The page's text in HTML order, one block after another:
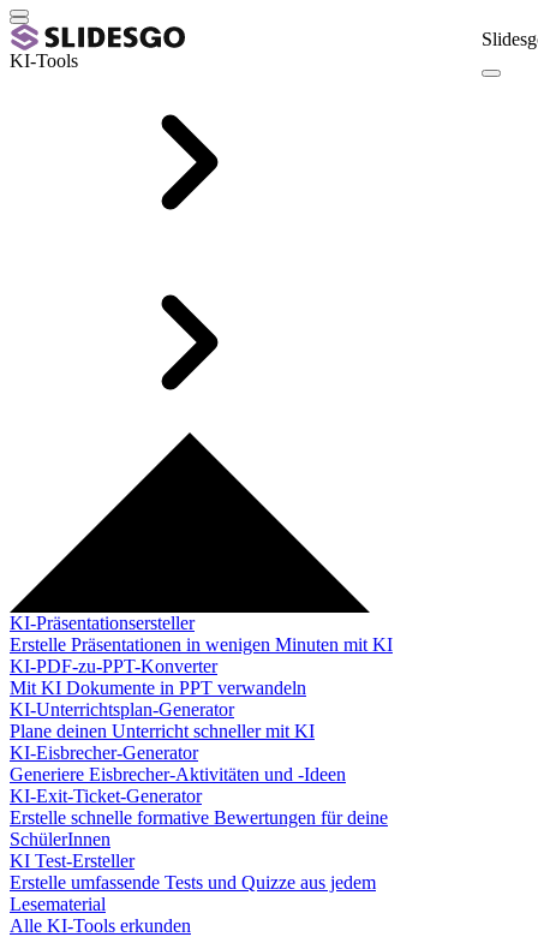
KI-Tools
KI-Präsentationsersteller
Erstelle Präsentationen in wenigen Minuten mit KI
KI-PDF-zu-PPT-Konverter
Mit KI Dokumente in PPT verwandeln
KI-Unterrichtsplan-Generator
Plane deinen Unterricht schneller mit KI
KI-Eisbrecher-Generator
Generiere Eisbrecher-Aktivitäten und -Ideen
KI-Exit-Ticket-Generator
Erstelle schnelle formative Bewertungen für deine
SchülerInnen
KI Test-Ersteller
Erstelle umfassende Tests und Quizze aus jedem
Lesematerial
Alle KI-Tools erkunden